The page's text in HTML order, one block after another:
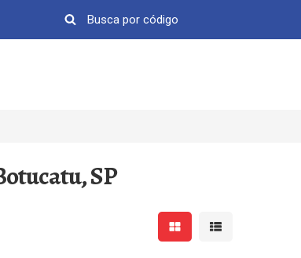
SP
Mostrar resultados em
Mostrar